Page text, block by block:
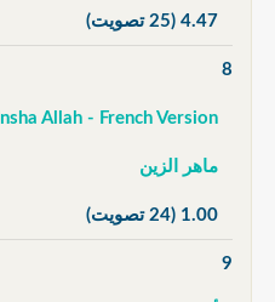
4.47 (25 تصويت)
8
Insha Allah - French Version
ماهر الزين
1.00 (24 تصويت)
9